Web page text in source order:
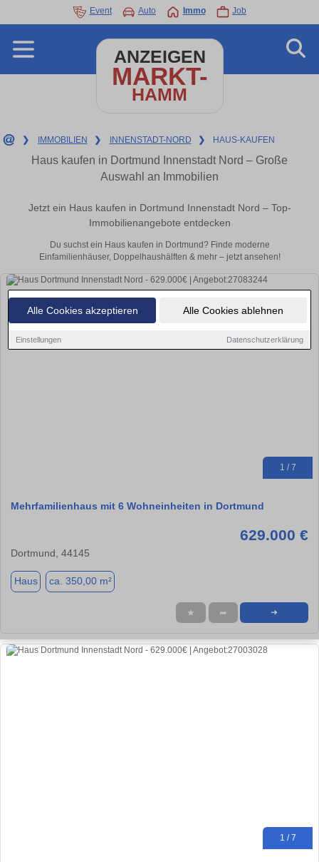
Alle Cookies akzeptieren Alle Cookies ablehnen
Einstellungen Datenschutzerklärung
Event Auto Immo Job
ANZEIGEN
MARKT-
HAMM
❯ IMMOBILIEN ❯ INNENSTADT-NORD ❯ HAUS-KAUFEN
Haus kaufen in Dortmund Innenstadt Nord – Große
Auswahl an Immobilien
Jetzt ein Haus kaufen in Dortmund Innenstadt Nord – Top-
Immobilienangebote entdecken
Du suchst ein Haus kaufen in Dortmund? Finde moderne
Einfamilienhäuser, Doppelhaushälften & mehr – jetzt ansehen!
1 / 7
Mehrfamilienhaus mit 6 Wohneinheiten in Dortmund
629.000 €
Dortmund, 44145
Haus ca. 350,00 m²
★ ➦ ➜
1 / 7